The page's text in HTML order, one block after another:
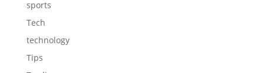
sports
Tech
technology
Tips